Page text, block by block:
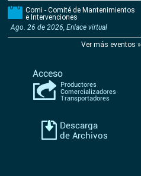
Comi - Comité de Mantenimientos
e Intervenciones
Ago. 26 de 2026, Enlace virtual
Ver más eventos »